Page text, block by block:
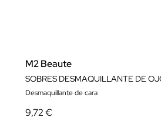
M2 Beaute
Desmaquillante de cara
9,72 €